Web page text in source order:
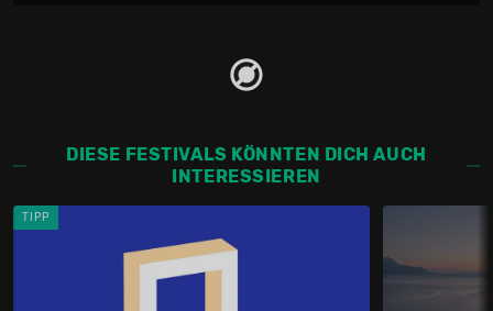
DIESE FESTIVALS KÖNNTEN DICH AUCH
INTERESSIEREN
TIPP